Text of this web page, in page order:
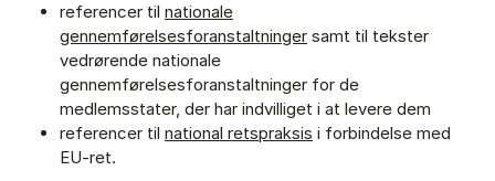
referencer til nationale
gennemførelsesforanstaltninger samt til tekster
vedrørende nationale
gennemførelsesforanstaltninger for de
medlemsstater, der har indvilliget i at levere dem
referencer til national retspraksis i forbindelse med
EU-ret.